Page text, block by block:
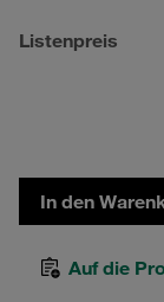
Listenpreis
In den
Auf die